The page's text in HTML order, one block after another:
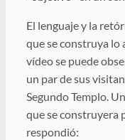
El lenguaje y la
que se construya lo
vídeo se puede
un par de sus
Segundo Templo.
que se construyera
respondió: